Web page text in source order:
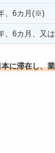
、6カ月(※)
、6カ月、又
に滞在し、